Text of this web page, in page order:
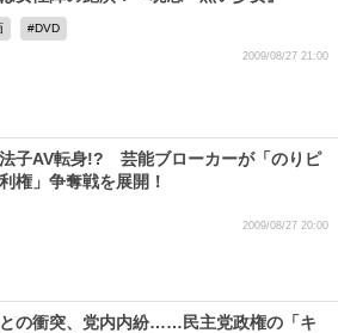
DVD
2009/08/27 21:00
子AV転身!? 芸能ブローカーが「のりピ
権」争奪戦を展開！
2009/08/27 20:00
の衝突、党内内紛……民主党政権の「キ